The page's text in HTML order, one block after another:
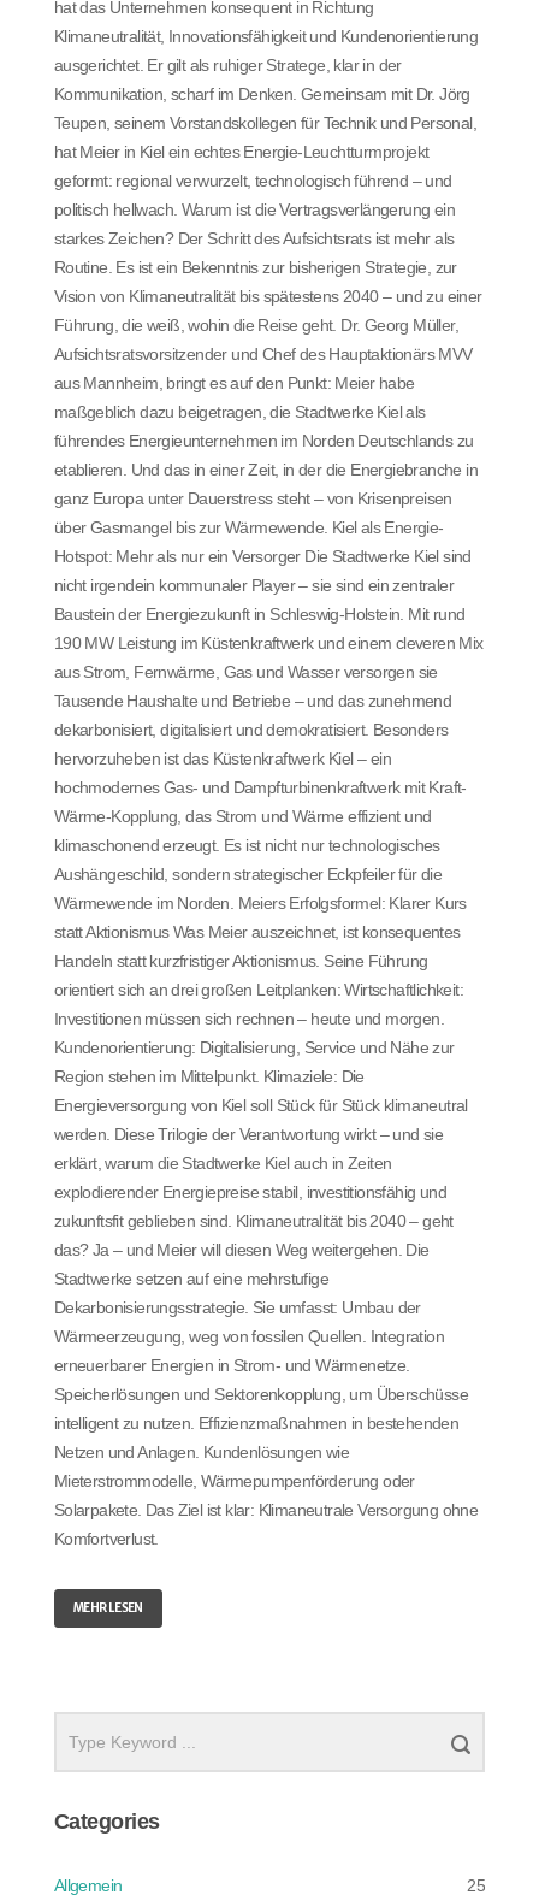
hat das Unternehmen konsequent in Richtung
Klimaneutralität, Innovationsfähigkeit und Kundenorientierung
ausgerichtet. Er gilt als ruhiger Stratege, klar in der
Kommunikation, scharf im Denken. Gemeinsam mit Dr. Jörg
Teupen, seinem Vorstandskollegen für Technik und Personal,
hat Meier in Kiel ein echtes Energie-Leuchtturmprojekt
geformt: regional verwurzelt, technologisch führend – und
politisch hellwach. Warum ist die Vertragsverlängerung ein
starkes Zeichen? Der Schritt des Aufsichtsrats ist mehr als
Routine. Es ist ein Bekenntnis zur bisherigen Strategie, zur
Vision von Klimaneutralität bis spätestens 2040 – und zu einer
Führung, die weiß, wohin die Reise geht. Dr. Georg Müller,
Aufsichtsratsvorsitzender und Chef des Hauptaktionärs MVV
aus Mannheim, bringt es auf den Punkt: Meier habe
maßgeblich dazu beigetragen, die Stadtwerke Kiel als
führendes Energieunternehmen im Norden Deutschlands zu
etablieren. Und das in einer Zeit, in der die Energiebranche in
ganz Europa unter Dauerstress steht – von Krisenpreisen
über Gasmangel bis zur Wärmewende. Kiel als Energie-
Hotspot: Mehr als nur ein Versorger Die Stadtwerke Kiel sind
nicht irgendein kommunaler Player – sie sind ein zentraler
Baustein der Energiezukunft in Schleswig-Holstein. Mit rund
190 MW Leistung im Küstenkraftwerk und einem cleveren Mix
aus Strom, Fernwärme, Gas und Wasser versorgen sie
Tausende Haushalte und Betriebe – und das zunehmend
dekarbonisiert, digitalisiert und demokratisiert. Besonders
hervorzuheben ist das Küstenkraftwerk Kiel – ein
hochmodernes Gas- und Dampfturbinenkraftwerk mit Kraft-
Wärme-Kopplung, das Strom und Wärme effizient und
klimaschonend erzeugt. Es ist nicht nur technologisches
Aushängeschild, sondern strategischer Eckpfeiler für die
Wärmewende im Norden. Meiers Erfolgsformel: Klarer Kurs
statt Aktionismus Was Meier auszeichnet, ist konsequentes
Handeln statt kurzfristiger Aktionismus. Seine Führung
orientiert sich an drei großen Leitplanken: Wirtschaftlichkeit:
Investitionen müssen sich rechnen – heute und morgen.
Kundenorientierung: Digitalisierung, Service und Nähe zur
Region stehen im Mittelpunkt. Klimaziele: Die
Energieversorgung von Kiel soll Stück für Stück klimaneutral
werden. Diese Trilogie der Verantwortung wirkt – und sie
erklärt, warum die Stadtwerke Kiel auch in Zeiten
explodierender Energiepreise stabil, investitionsfähig und
zukunftsfit geblieben sind. Klimaneutralität bis 2040 – geht
das? Ja – und Meier will diesen Weg weitergehen. Die
Stadtwerke setzen auf eine mehrstufige
Dekarbonisierungsstrategie. Sie umfasst: Umbau der
Wärmeerzeugung, weg von fossilen Quellen. Integration
erneuerbarer Energien in Strom- und Wärmenetze.
Speicherlösungen und Sektorenkopplung, um Überschüsse
intelligent zu nutzen. Effizienzmaßnahmen in bestehenden
Netzen und Anlagen. Kundenlösungen wie
Mieterstrommodelle, Wärmepumpenförderung oder
Solarpakete. Das Ziel ist klar: Klimaneutrale Versorgung ohne
Komfortverlust.
MEHR LESEN
Categories
Allgemein 25